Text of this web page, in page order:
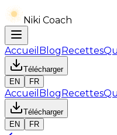
Niki Coach
Accueil BlogRecettes
Télécharger
EN
FR
Accueil BlogRecettes
Télécharger
EN
FR